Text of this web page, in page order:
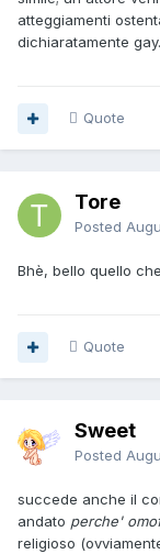
atteggiamenti
dichiaratamente gay.
Quote
Tore
Posted
Bhè, bello quello
Quote
Sweet
Posted
succede anche il
andato perche'
religioso